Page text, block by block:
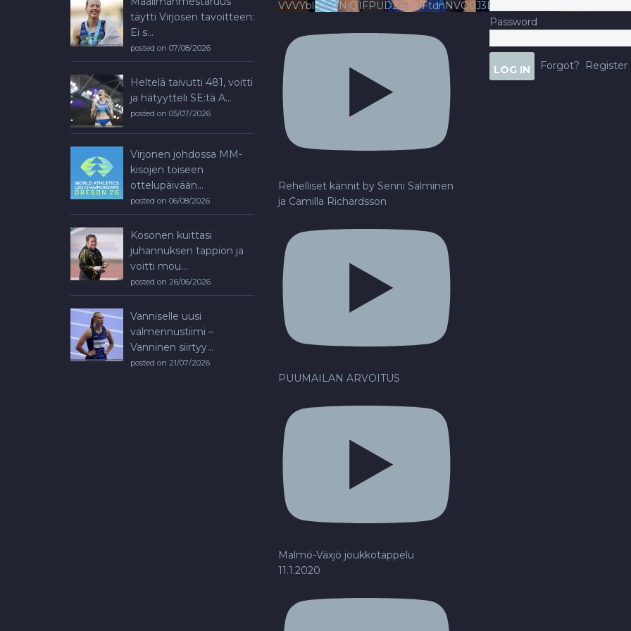
täytti Virjosen tavoitteen:
Ei s...
posted on 07/08/2026
Heltelä taivutti 481, voitti
ja hätyytteli SE:tä A...
posted on 05/07/2026
Virjonen johdossa MM-
kisojen toiseen
ottelupäivään...
posted on 06/08/2026
Kosonen kuittasi
juhannuksen tappion ja
voitti mou...
posted on 26/06/2026
Vanniselle uusi
valmennustiimi –
Vanninen siirtyy...
posted on 21/07/2026
VVVYbldJRTNjQ1FPUDZENVFtdnNVQ0J3LlFsbURXQWNIYldv
Rehelliset kännit by Senni Salminen
ja Camilla Richardsson
PUUMAILAN ARVOITUS
Malmö-Växjö joukkotappelu
11.1.2020
Password
Forgot? Register